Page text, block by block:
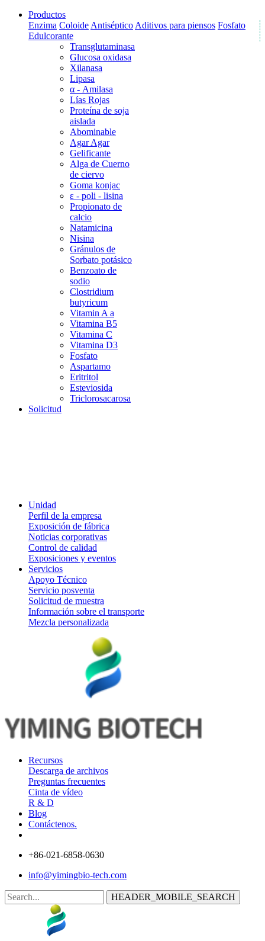
Productos
Enzima Coloide Antiséptico Aditivos para piensos Fosfato
Edulcorante
Transglutaminasa
Glucosa oxidasa
Xilanasa
Lipasa
α - Amilasa
Lías Rojas
Proteína de soja
aislada
Abominable
Agar Agar
Gelificante
Alga de Cuerno
de ciervo
Goma konjac
ε - poli - lisina
Propionato de
calcio
Natamicina
Nisina
Gránulos de
Sorbato potásico
Benzoato de
sodio
Clostridium
butyricum
Vitamin A a
Vitamina B5
Vitamina C
Vitamina D3
Fosfato
Aspartamo
Eritritol
Esteviosida
Triclorosacarosa
Solicitud
Unidad
Perfil de la empresa
Exposición de fábrica
Noticias corporativas
Control de calidad
Exposiciones y eventos
Servicios
Apoyo Técnico
Servicio posventa
Solicitud de muestra
Información sobre el transporte
Mezcla personalizada
Recursos
Descarga de archivos
Preguntas frecuentes
Cinta de vídeo
R & D
Blog
Contáctenos.
+86-021-6858-0630
info@yimingbio-tech.com
HEADER_MOBILE_SEARCH